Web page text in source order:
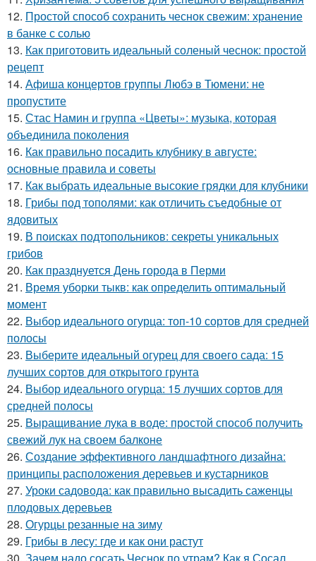
12. Простой способ сохранить чеснок свежим: хранение
в банке с солью
13. Как приготовить идеальный соленый чеснок: простой
рецепт
14. Афиша концертов группы Любэ в Тюмени: не
пропустите
15. Стас Намин и группа «Цветы»: музыка, которая
объединила поколения
16. Как правильно посадить клубнику в августе:
основные правила и советы
17. Как выбрать идеальные высокие грядки для клубники
18. Грибы под тополями: как отличить съедобные от
ядовитых
19. В поисках подтопольников: секреты уникальных
грибов
20. Как празднуется День города в Перми
21. Время уборки тыкв: как определить оптимальный
момент
22. Выбор идеального огурца: топ-10 сортов для средней
полосы
23. Выберите идеальный огурец для своего сада: 15
лучших сортов для открытого грунта
24. Выбор идеального огурца: 15 лучших сортов для
средней полосы
25. Выращивание лука в воде: простой способ получить
свежий лук на своем балконе
26. Создание эффективного ландшафтного дизайна:
принципы расположения деревьев и кустарников
27. Уроки садовода: как правильно высадить саженцы
плодовых деревьев
28. Огурцы резанные на зиму
29. Грибы в лесу: где и как они растут